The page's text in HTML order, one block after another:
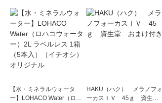
【水・ミネラルウォータ
ー】LOHACO Water（ロハ
HAKU（ハク） メラノフォ
ーカスＩＶ 45ｇ 資生